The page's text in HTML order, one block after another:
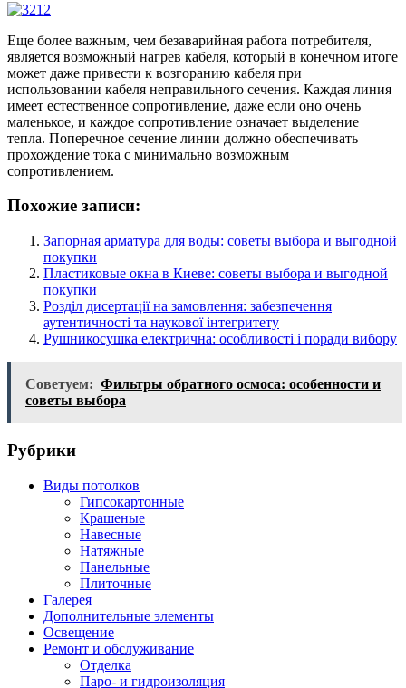
Еще более важным, чем безаварийная работа потребителя,
является возможный нагрев кабеля, который в конечном итоге
может даже привести к возгоранию кабеля при
использовании кабеля неправильного сечения. Каждая линия
имеет естественное сопротивление, даже если оно очень
маленькое, и каждое сопротивление означает выделение
тепла. Поперечное сечение линии должно обеспечивать
прохождение тока с минимально возможным
сопротивлением.
Похожие записи:
Запорная арматура для воды: советы выбора и выгодной
покупки
Пластиковые окна в Киеве: советы выбора и выгодной
покупки
Розділ дисертації на замовлення: забезпечення
аутентичності та наукової інтегритету
Рушникосушка електрична: особливості і поради вибору
Советуем: Фильтры обратного осмоса: особенности и
советы выбора
Рубрики
Виды потолков
Гипсокартонные
Крашеные
Навесные
Натяжные
Панельные
Плиточные
Галерея
Дополнительные элементы
Освещение
Ремонт и обслуживание
Отделка
Паро- и гидроизоляция